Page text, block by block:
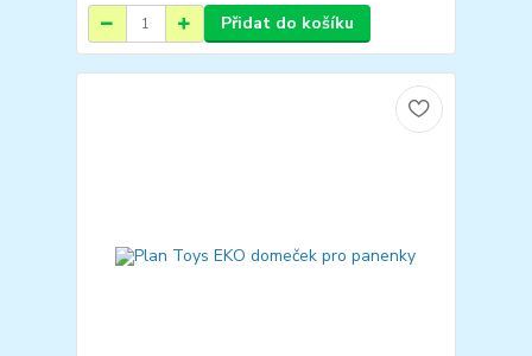
Přidat do košíku